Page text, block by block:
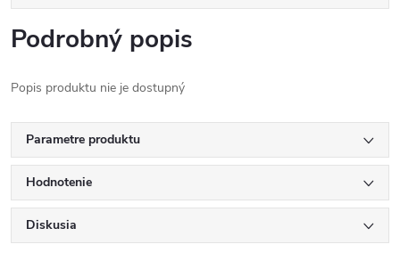
Podrobný popis
Popis produktu nie je dostupný
Parametre produktu
Hodnotenie
Diskusia